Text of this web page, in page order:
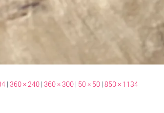
| 360 × 240 | 360 × 300 | 50 × 50 | 850 × 1134